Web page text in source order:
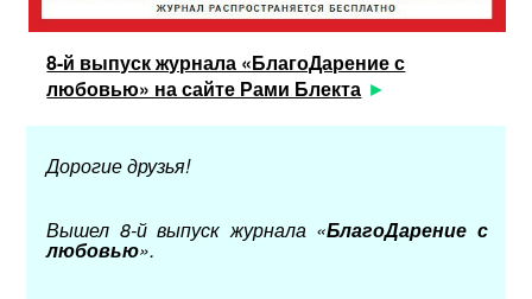
8-й выпуск журнала «БлагоДарение с
любовью» на сайте Рами Блекта
Дорогие друзья!
Вышел 8-й выпуск журнала «БлагоДарение с
любовью».